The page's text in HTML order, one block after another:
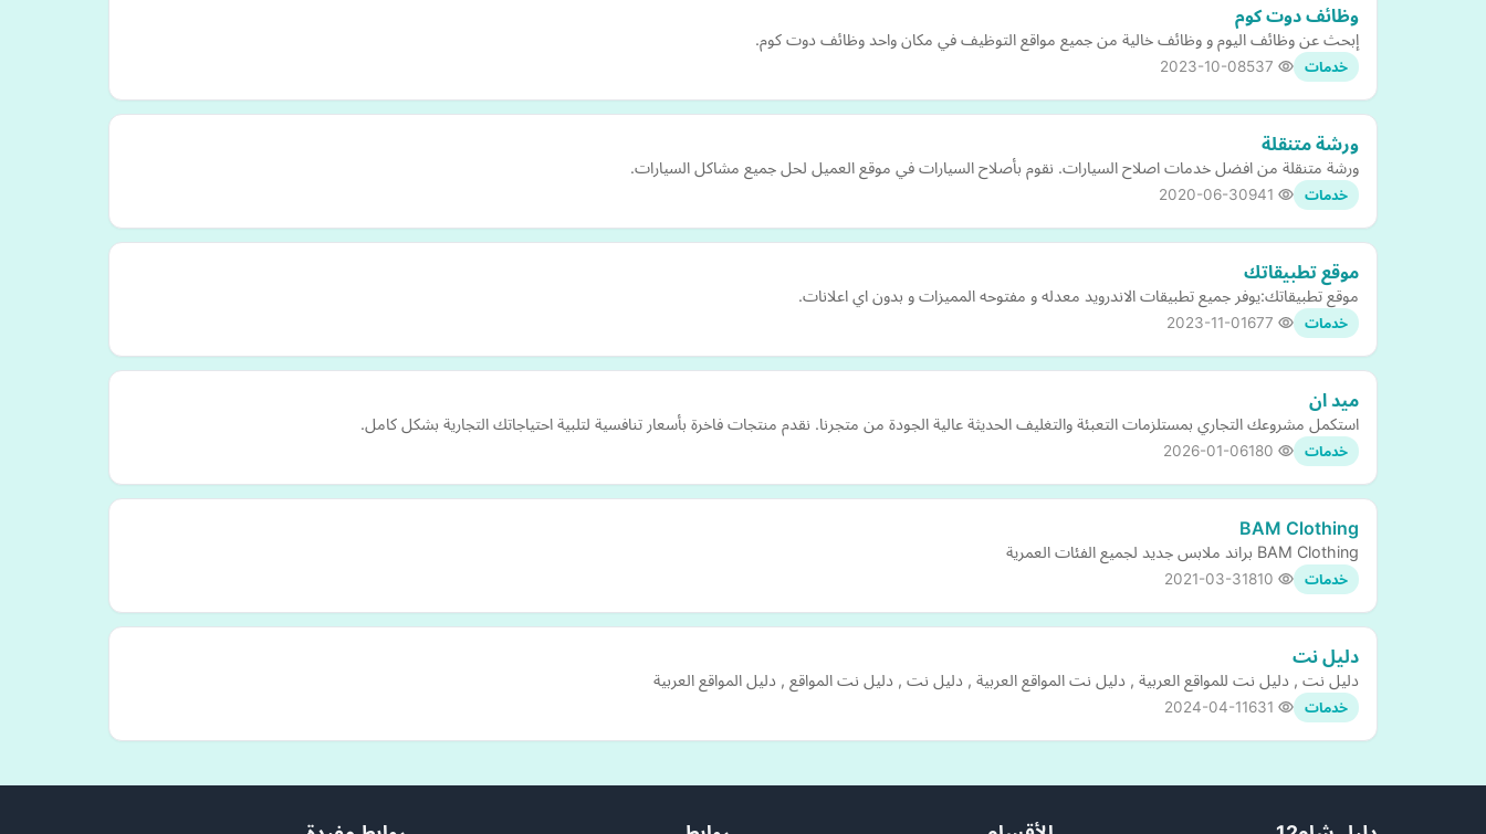
وظائف دوت كوم
إبحث عن وظائف اليوم و وظائف خالية من جميع مواقع التوظيف في مكان واحد وظائف دوت كوم.
خدمات 2023-10-08
ورشة متنقلة
ورشة متنقلة من افضل خدمات اصلاح السيارات. نقوم بأصلاح السيارات في موقع العميل لحل جميع مشاكل السيارات.
خدمات 2020-06-30
موقع تطبيقاتك
موقع تطبيقاتك:يوفر جميع تطبيقات الاندرويد معدله و مفتوحه المميزات و بدون اي اعلانات.
خدمات 2023-11-01
ميد ان
استكمل مشروعك التجاري بمستلزمات التعبئة والتغليف الحديثة عالية الجودة من متجرنا. نقدم منتجات فاخرة بأسعار تنافسية لتلبية احتياجاتك التجارية بشكل كامل.
خدمات 2026-01-06
BAM Clothing
BAM Clothing براند ملابس جديد لجميع الفئات العمرية
خدمات 2021-03-31
دليل نت
دليل نت , دليل نت للمواقع العربية , دليل نت المواقع العربية , دليل نت , دليل نت المواقع , دليل المواقع العربية
خدمات 2024-04-11